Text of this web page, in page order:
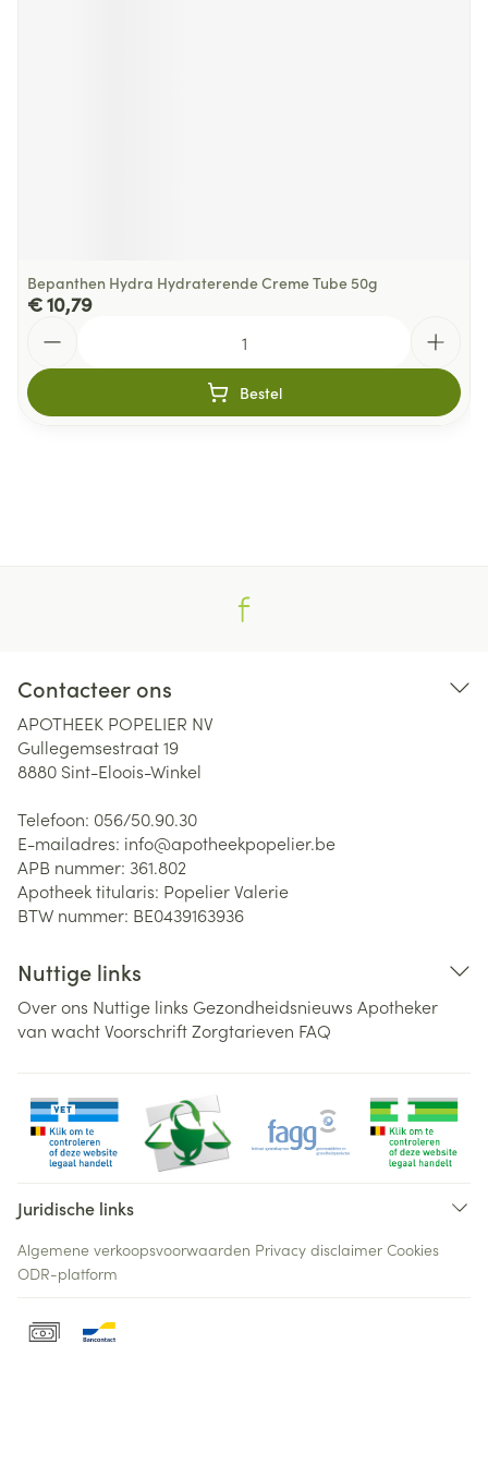
Bepanthen Hydra Hydraterende Creme Tube 50g
€ 10,79
Bestel
Contacteer ons
APOTHEEK POPELIER NV
Gullegemsestraat 19
8880 Sint-Eloois-Winkel
Telefoon: 056/50.90.30
E-mailadres: info@apotheekpopelier.be
APB nummer: 361.802
Apotheek titularis: Popelier Valerie
BTW nummer: BE0439163936
Nuttige links
Over ons Nuttige links Gezondheidsnieuws Apotheker
van wachtVoorschriftZorgtarieven FAQ
Juridische links
Algemene verkoopsvoorwaarden Privacy disclaimer Cookies
ODR-platform